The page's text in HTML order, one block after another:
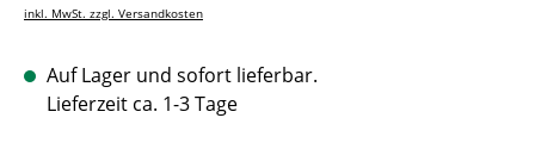
inkl. MwSt. zzgl. Versandkosten
Auf Lager und sofort lieferbar.
Lieferzeit ca. 1-3 Tage